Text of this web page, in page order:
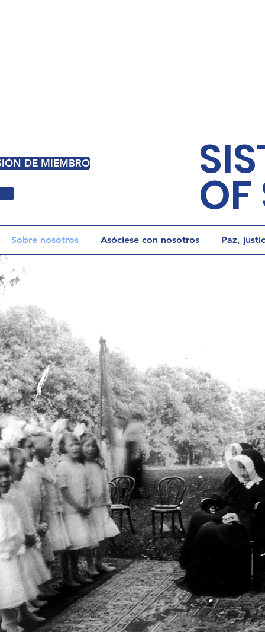
DE MIEMBRO
OF
Sobre nosotros Asóciese con nosotros Paz,